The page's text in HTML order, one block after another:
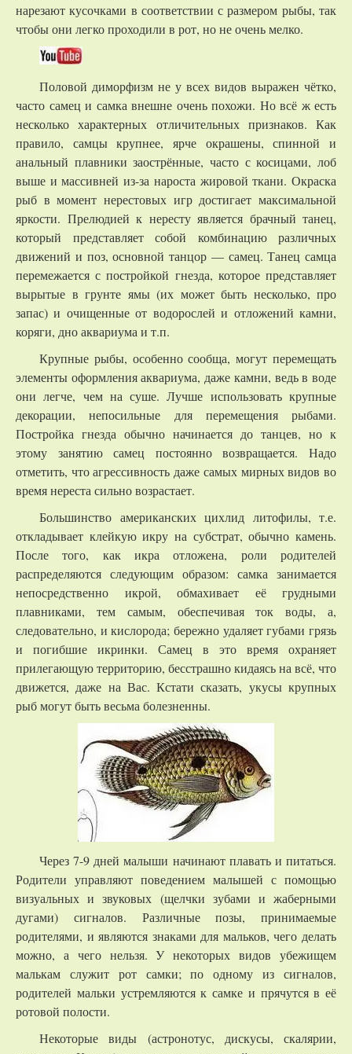
нарезают кусочками в соответствии с размером рыбы, так
чтобы они легко проходили в рот, но не очень мелко.
Половой диморфизм не у всех видов выражен чётко,
часто самец и самка внешне очень похожи. Но всё ж есть
несколько характерных отличительных признаков. Как
правило, самцы крупнее, ярче окрашены, спинной и
анальный плавники заострённые, часто с косицами, лоб
выше и массивней из-за нароста жировой ткани. Окраска
рыб в момент нерестовых игр достигает максимальной
яркости. Прелюдией к нересту является брачный танец,
который представляет собой комбинацию различных
движений и поз, основной танцор — самец. Танец самца
перемежается с постройкой гнезда, которое представляет
вырытые в грунте ямы (их может быть несколько, про
запас) и очищенные от водорослей и отложений камни,
коряги, дно аквариума и т.п.
Крупные рыбы, особенно сообща, могут перемещать
элементы оформления аквариума, даже камни, ведь в воде
они легче, чем на суше. Лучше использовать крупные
декорации, непосильные для перемещения рыбами.
Постройка гнезда обычно начинается до танцев, но к
этому занятию самец постоянно возвращается. Надо
отметить, что агрессивность даже самых мирных видов во
время нереста сильно возрастает.
Большинство американских цихлид литофилы, т.е.
откладывает клейкую икру на субстрат, обычно камень.
После того, как икра отложена, роли родителей
распределяются следующим образом: самка занимается
непосредственно икрой, обмахивает её грудными
плавниками, тем самым, обеспечивая ток воды, а,
следовательно, и кислорода; бережно удаляет губами грязь
и погибшие икринки. Самец в это время охраняет
прилегающую территорию, бесстрашно кидаясь на всё, что
движется, даже на Вас. Кстати сказать, укусы крупных
рыб могут быть весьма болезненны.
Через 7-9 дней малыши начинают плавать и питаться.
Родители управляют поведением малышей с помощью
визуальных и звуковых (щелчки зубами и жаберными
дугами) сигналов. Различные позы, принимаемые
родителями, и являются знаками для мальков, чего делать
можно, а чего нельзя. У некоторых видов убежищем
малькам служит рот самки; по одному из сигналов,
родителей мальки устремляются к самке и прячутся в её
ротовой полости.
Некоторые виды (астронотус, дискусы, скалярии,